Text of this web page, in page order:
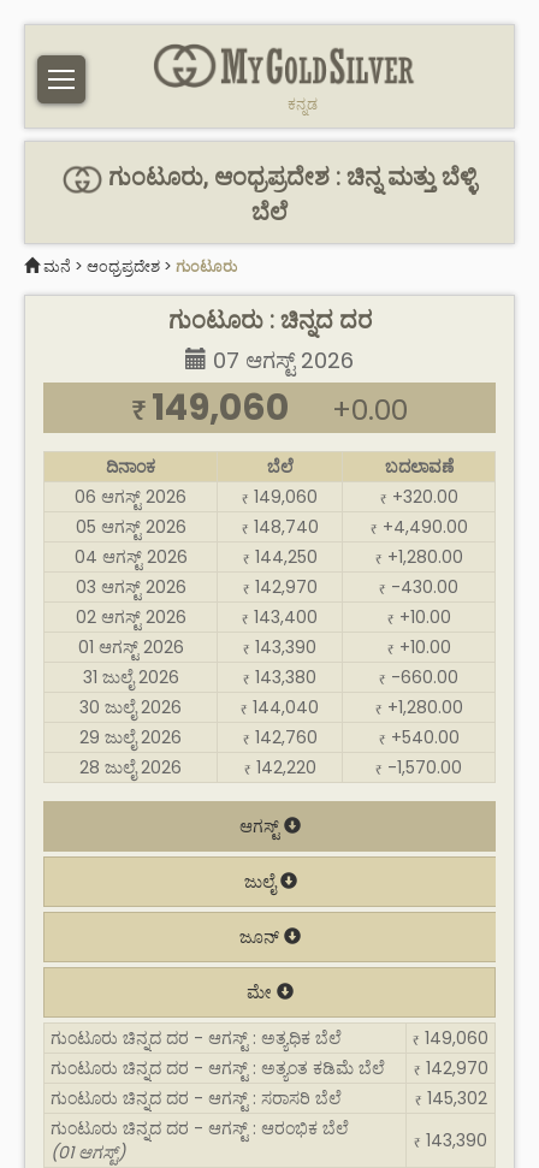
ಕನ್ನಡ
ಗುಂಟೂರು, ಆಂಧ್ರಪ್ರದೇಶ : ಚಿನ್ನ ಮತ್ತು ಬೆಳ್ಳಿ
ಬೆಲೆ
ಮನೆ > ಆಂಧ್ರಪ್ರದೇಶ > ಗುಂಟೂರು
ಗುಂಟೂರು : ಚಿನ್ನದ ದರ
07 ಆಗಸ್ಟ್ 2026
₹ 149,060 +0.00
ದಿನಾಂಕ ಬೆಲೆ
ಬದಲಾವಣೆ
06 ಆಗಸ್ಟ್ 2026
₹ 149,060 ₹ +320.00
05 ಆಗಸ್ಟ್ 2026
₹ 148,740 ₹ +4,490.00
04 ಆಗಸ್ಟ್ 2026
₹ 144,250 ₹ +1,280.00
03 ಆಗಸ್ಟ್ 2026
₹ 142,970 ₹ -430.00
02 ಆಗಸ್ಟ್ 2026
₹ 143,400 ₹ +10.00
01 ಆಗಸ್ಟ್ 2026
₹ 143,390 ₹ +10.00
31 ಜುಲೈ 2026
₹ 143,380 ₹ -660.00
30 ಜುಲೈ 2026
₹ 144,040 ₹ +1,280.00
29 ಜುಲೈ 2026
₹ 142,760 ₹ +540.00
28 ಜುಲೈ 2026
₹ 142,220 ₹ -1,570.00
ಆಗಸ್ಟ್
ಜುಲೈ
ಜೂನ್
ಮೇ
ಗುಂಟೂರು ಚಿನ್ನದ ದರ - ಆಗಸ್ಟ್ : ಅತ್ಯಧಿಕ ಬೆಲೆ
₹ 149,060
ಗುಂಟೂರು ಚಿನ್ನದ ದರ - ಆಗಸ್ಟ್ : ಅತ್ಯಂತ ಕಡಿಮೆ ಬೆಲೆ
₹ 142,970
ಗುಂಟೂರು ಚಿನ್ನದ ದರ - ಆಗಸ್ಟ್ : ಸರಾಸರಿ ಬೆಲೆ
₹ 145,302
ಗುಂಟೂರು ಚಿನ್ನದ ದರ - ಆಗಸ್ಟ್ : ಆರಂಭಿಕ ಬೆಲೆ
(01 ಆಗಸ್ಟ್)
₹ 143,390